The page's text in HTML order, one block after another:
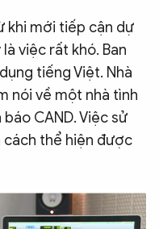
Podcast
Ảnh
Công an
khi mới tiếp cận dự
việc rất khó. Ban
tiếng Việt. Nhà
nói về một nhà tình
CAND. Việc sử
cách thể hiện được